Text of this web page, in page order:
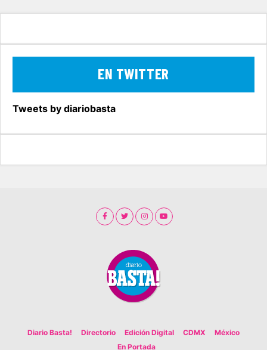
EN TWITTER
Tweets by diariobasta
Diario Basta! Directorio Edición Digital CDMX
México
En Portada